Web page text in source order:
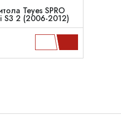
Teyes SPRO
S3 2 (2006-2012)